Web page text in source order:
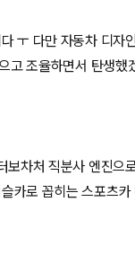
ㅜ 다만 자동차 디자
고 조율하면서 탄생했
보차처 직분사 엔진
카로 꼽히는 스포츠